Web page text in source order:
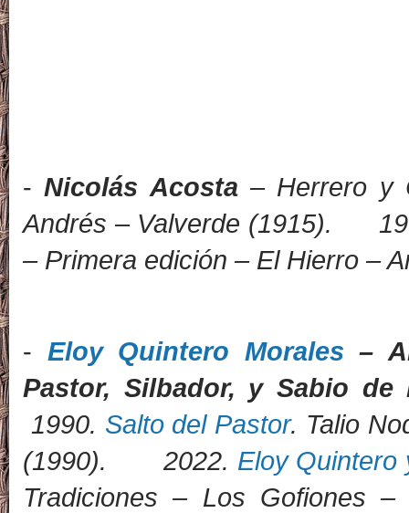
- Nicolás Acosta– Herrero y
Andrés – Valverde (1915).
– Primera edición – El Hierro –
- Eloy Quintero Morales –
Pastor, Silbador, y Sabio
1990. Salto del Pastor. Talio
(1990). 2022. Eloy Quintero
Tradiciones – Los Gofiones